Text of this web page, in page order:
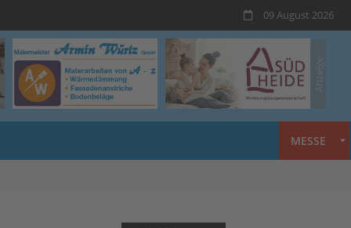
09 August 2026
MESSE